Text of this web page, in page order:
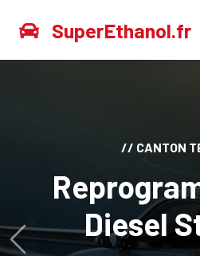
SuperEthanol.fr
// CANTON
Diesel
Avant